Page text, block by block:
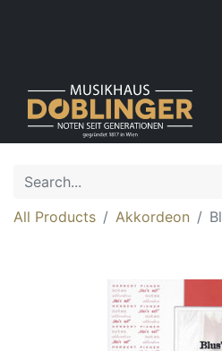
All Products Akkordeon